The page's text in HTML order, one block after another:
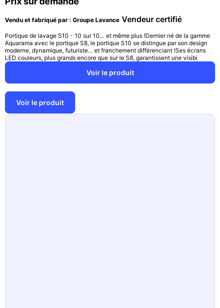
Vendu et fabriqué par : Groupe Lavance Vendeur certifié
Portique de lavage S10 - 10 sur 10… et même plus !Dernier né de la gamme
Aquarama avec le portique S8, le portique S10 se distingue par son design
moderne, dynamique, futuriste… et franchement différenciant !Ses écrans
LED couleurs, plus grands encore que sur le S8, garantissent une visibi
Voir le produit
Voir le produit